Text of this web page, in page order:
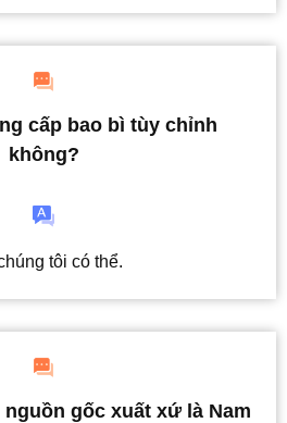
cấp bao bì tùy chỉnh
không?
tôi có thể.
gốc xuất xứ là Nam